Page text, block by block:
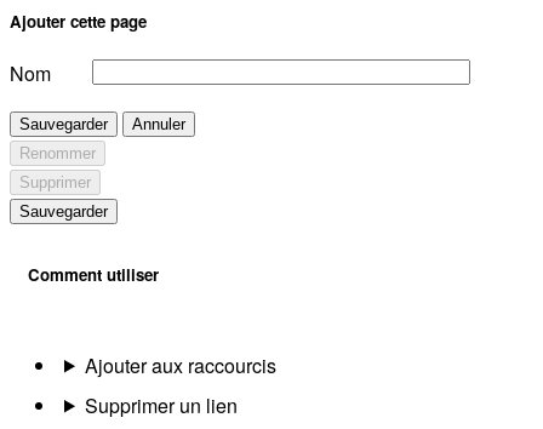
Ajouter cette page
Nom
Sauvegarder
Annuler
Renommer
Supprimer
Sauvegarder
Comment utiliser
Ajouter aux raccourcis
Supprimer un lien